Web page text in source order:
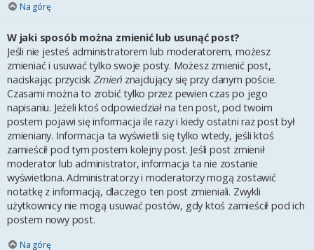
Na górę
W jaki sposób można zmienić lub usunąć post?
Jeśli nie jesteś administratorem lub moderatorem, możesz
zmieniać i usuwać tylko swoje posty. Możesz zmienić post,
naciskając przycisk Zmień znajdujący się przy danym poście.
Czasami można to zrobić tylko przez pewien czas po jego
napisaniu. Jeżeli ktoś odpowiedział na ten post, pod twoim
postem pojawi się informacja ile razy i kiedy ostatni raz post był
zmieniany. Informacja ta wyświetli się tylko wtedy, jeśli ktoś
zamieścił pod tym postem kolejny post. Jeśli post zmienił
moderator lub administrator, informacja ta nie zostanie
wyświetlona. Administratorzy i moderatorzy mogą zostawić
notatkę z informacją, dlaczego ten post zmieniali. Zwykli
użytkownicy nie mogą usuwać postów, gdy ktoś zamieścił pod ich
postem nowy post.
Na górę